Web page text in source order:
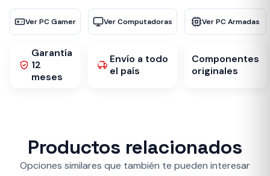
Ver PC Gamer Ver Computadoras Ver PC Armadas
Garantía
12
meses
Envío a todo
el país
Componentes
originales
Productos relacionados
Opciones similares que también te pueden interesar